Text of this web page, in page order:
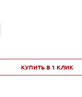
КУПИТЬ В 1 КЛИК